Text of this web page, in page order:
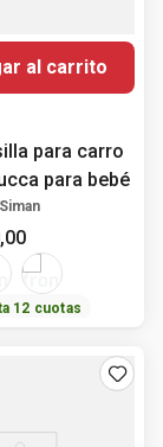
al carrito
para carro
para bebé
Siman
,00
12 cuotas